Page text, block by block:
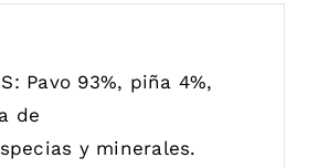
Pavo 93%, piña 4%,
de
y minerales.